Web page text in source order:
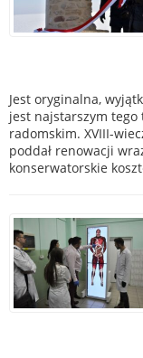
Jest oryginalna,
jest najstarszym
radomskim. XVIII-
poddał renowacji
konserwatorskie